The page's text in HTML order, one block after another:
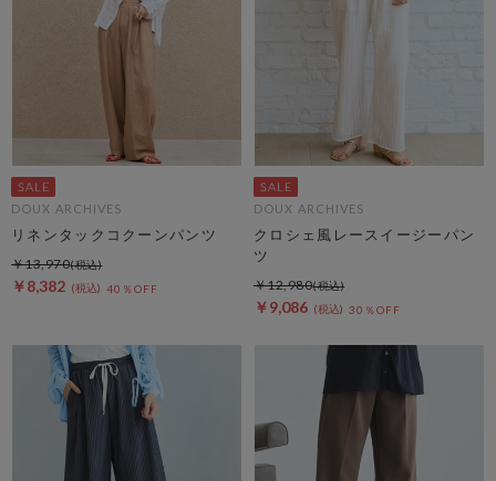
DOUX ARCHIVES
リネンタックコクーンパンツ
￥8,382 40％OFF
￥13,970
DOUX ARCHIVES
クロシェ風レースイージーパン
ツ
￥9,086 30％OFF
￥12,980